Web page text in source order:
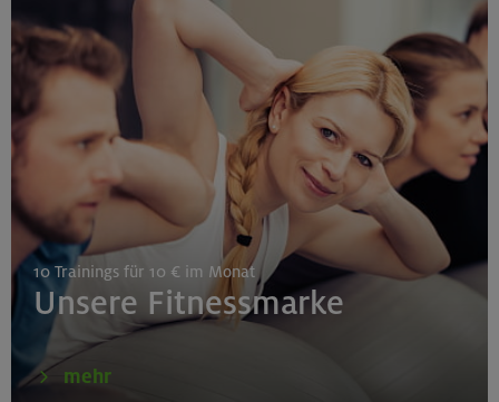
27./28.08.26
Grundkurs Klettern indoor
Gilching
30.08./06./13.09.26
Klettertechnik- und Taktikcoaching indoor
München
30.08.26
Schnupperkletterkurs indoor
10 Trainings für 10 € im Monat
Unsere Fitnessmarke
mehr